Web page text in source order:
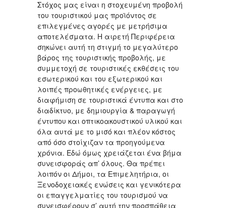
Στόχος μας είναι η στοχευμένη προβολή
του τουριστικού μας προϊόντος σε
επιλεγμένες αγορές με μετρήσιμα
αποτελέσματα. Η αιρετή Περιφέρεια
σηκώνει αυτή τη στιγμή το μεγαλύτερο
βάρος της τουριστικής προβολής, με
συμμετοχή σε τουριστικές εκθέσεις του
εσωτερικού και του εξωτερικού και
λοιπές προωθητικές ενέργειες, με
διαφήμιση σε τουριστικά έντυπα και στο
διαδίκτυο, με δημιουργία & παραγωγή
έντυπου και οπτικοακουστικού υλικού και
όλα αυτά με το μισό και πλέον κόστος
από όσο στοίχιζαν τα προηγούμενα
χρόνια. Εδώ όμως χρειάζεται ένα βήμα
συνεισφοράς απ’ όλους. Θα πρέπει
λοιπόν οι Δήμοι, τα Επιμελητήρια, οι
Ξενοδοχειακές ενώσεις και γενικότερα
οι επαγγελματίες του τουρισμού να
συνεισφέρουν σ’ αυτή την προσπάθεια